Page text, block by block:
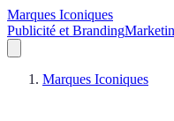
Marques Iconiques
Publicité et Branding
Marques Iconiques